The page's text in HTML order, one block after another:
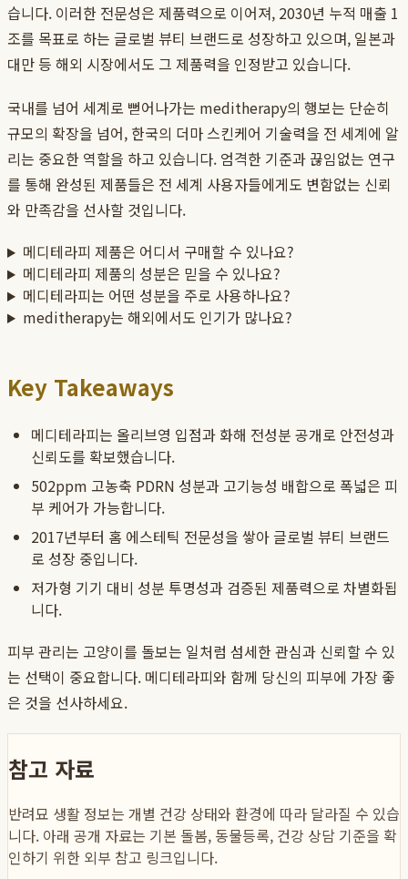
습니다. 이러한 전문성은 제품력으로 이어져, 2030년 누적 매출 1
조를 목표로 하는 글로벌 뷰티 브랜드로 성장하고 있으며, 일본과
대만 등 해외 시장에서도 그 제품력을 인정받고 있습니다.
국내를 넘어 세계로 뻗어나가는 meditherapy의 행보는 단순히
규모의 확장을 넘어, 한국의 더마 스킨케어 기술력을 전 세계에 알
리는 중요한 역할을 하고 있습니다. 엄격한 기준과 끊임없는 연구
를 통해 완성된 제품들은 전 세계 사용자들에게도 변함없는 신뢰
와 만족감을 선사할 것입니다.
메디테라피 제품은 어디서 구매할 수 있나요?
메디테라피 제품의 성분은 믿을 수 있나요?
메디테라피는 어떤 성분을 주로 사용하나요?
meditherapy는 해외에서도 인기가 많나요?
Key Takeaways
메디테라피는 올리브영 입점과 화해 전성분 공개로 안전성과
신뢰도를 확보했습니다.
502ppm 고농축 PDRN 성분과 고기능성 배합으로 폭넓은 피
부 케어가 가능합니다.
2017년부터 홈 에스테틱 전문성을 쌓아 글로벌 뷰티 브랜드
로 성장 중입니다.
저가형 기기 대비 성분 투명성과 검증된 제품력으로 차별화됩
니다.
피부 관리는 고양이를 돌보는 일처럼 섬세한 관심과 신뢰할 수 있
는 선택이 중요합니다. 메디테라피와 함께 당신의 피부에 가장 좋
은 것을 선사하세요.
참고 자료
반려묘 생활 정보는 개별 건강 상태와 환경에 따라 달라질 수 있습
니다. 아래 공개 자료는 기본 돌봄, 동물등록, 건강 상담 기준을 확
인하기 위한 외부 참고 링크입니다.